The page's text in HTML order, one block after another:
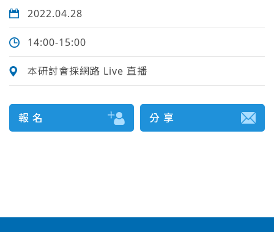
2022.04.28
14:00-15:00
本研討會採網路 Live 直播
報 名 分 享